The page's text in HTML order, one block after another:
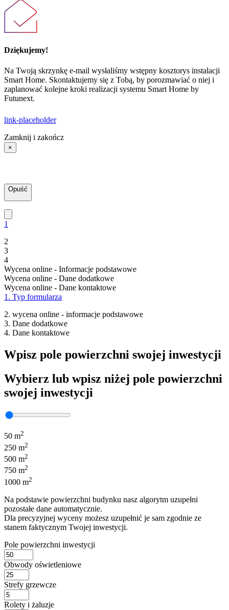
Dziękujemy!
Na Twoją skrzynkę e-mail wysłaliśmy wstępny kosztorys instalacji
Smart Home. Skontaktujemy się z Tobą, by porozmawiać o niej i
zaplanować kolejne kroki realizacji systemu Smart Home by
Futunext.
link-placeholder
Zamknij i zakończ
×
Opuść
1
2
3
4
Wycena online - Informacje podstawowe
Wycena online - Dane dodatkowe
Wycena online - Dane kontaktowe
1. Typ formularza
2. wycena online - informacje podstawowe
3. Dane dodatkowe
4. Dane kontaktowe
Wpisz pole powierzchni swojej inwestycji
Wybierz lub wpisz niżej pole powierzchni
swojej inwestycji
50 m2
250 m2
500 m2
750 m2
1000 m2
Na podstawie powierzchni budynku nasz algorytm uzupełni
pozostałe dane automatycznie.
Dla precyzyjnej wyceny możesz uzupełnić je sam zgodnie ze
stanem faktycznym Twojej inwestycji.
Pole powierzchni inwestycji
Obwody oświetleniowe
Strefy grzewcze
Rolety i żaluzje